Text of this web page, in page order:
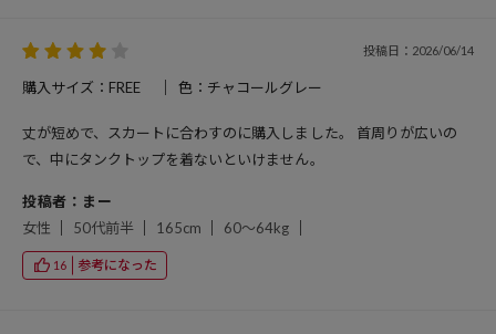
投稿日：2026/06/14
購入サイズ：FREE 色：チャコールグレー
丈が短めで、スカートに合わすのに購入しました。 首周りが広いの
で、中にタンクトップを着ないといけません。
投稿者：まー
女性
50代前半 165cm 60～64kg
16 参考になった